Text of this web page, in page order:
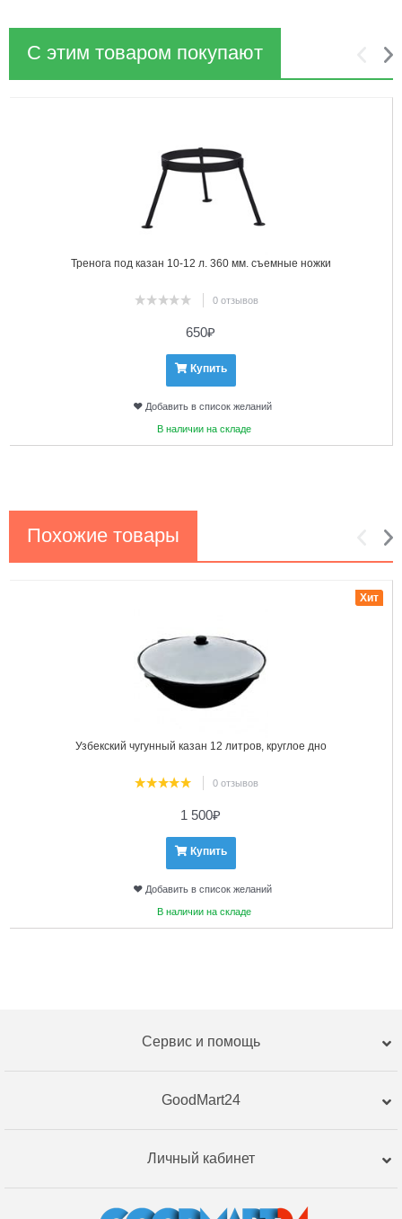
С этим товаром покупают
Тренога под казан 10-12 л. 360 мм. съемные ножки
0 отзывов
650₽
Купить
Добавить в список желаний
В наличии на складе
Похожие товары
Узбекский чугунный казан 12 литров, круглое дно
0 отзывов
Хит
1 500₽
Купить
Добавить в список желаний
В наличии на складе
Сервис и помощь
GoodMart24
Личный кабинет